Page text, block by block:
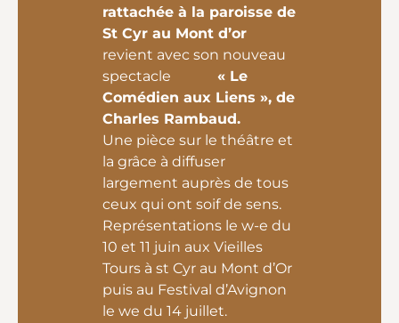
rattachée à la paroisse de
St Cyr au Mont d’or
revient avec son nouveau
spectacle « Le
Comédien aux Liens », de
Charles Rambaud.
Une pièce sur le théâtre et
la grâce à diffuser
largement auprès de tous
ceux qui ont soif de sens.
Représentations le w-e du
10 et 11 juin aux Vieilles
Tours à st Cyr au Mont d’Or
puis au Festival d’Avignon
le we du 14 juillet.